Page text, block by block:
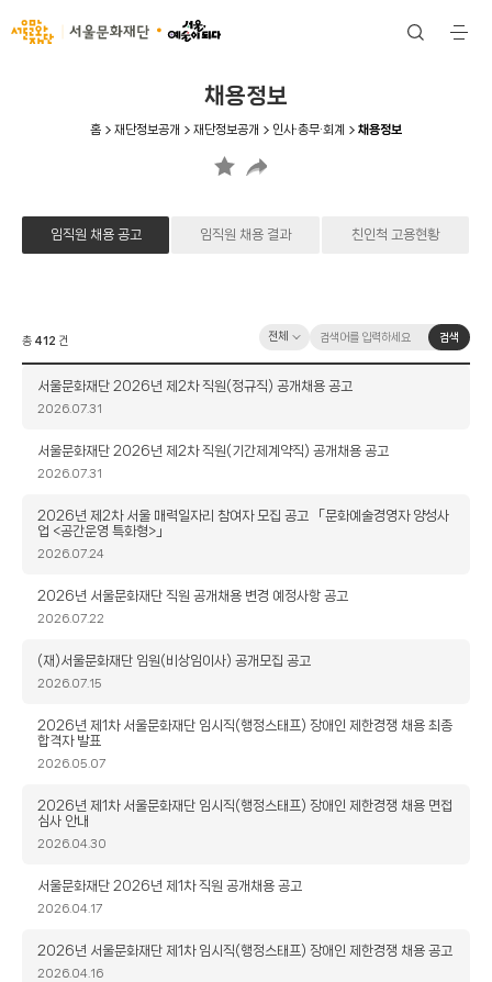
서울문화재단
전
검
채용정보
홈 재단정보공개 재단정보공개 인사·총무·회계 채용정보
임직원 채용 공고 임직원 채용 결과 친인척 고용현황
검
옵
션
검
입
검색
총 412 건
제
목
서울문화재단 2026년 제2차 직원(정규직) 공개채용 공고
작
일
2026.07.31
제
목
서울문화재단 2026년 제2차 직원(기간제계약직) 공개채용 공고
작
일
2026.07.31
제
목
2026년 제2차 서울 매력일자리 참여자 모집 공고 「문화예술경영자 양성사
업 <공간운영 특화형>」
작
일
2026.07.24
제
목
2026년 서울문화재단 직원 공개채용 변경 예정사항 공고
작
일
2026.07.22
제
목
(재)서울문화재단 임원(비상임이사) 공개모집 공고
작
일
2026.07.15
제
목
2026년 제1차 서울문화재단 임시직(행정스태프) 장애인 제한경쟁 채용 최종
합격자 발표
작
일
2026.05.07
제
목
2026년 제1차 서울문화재단 임시직(행정스태프) 장애인 제한경쟁 채용 면접
심사 안내
작
일
2026.04.30
제
목
서울문화재단 2026년 제1차 직원 공개채용 공고
작
일
2026.04.17
제
목
2026년 서울문화재단 제1차 임시직(행정스태프) 장애인 제한경쟁 채용 공고
작
2026.04.16